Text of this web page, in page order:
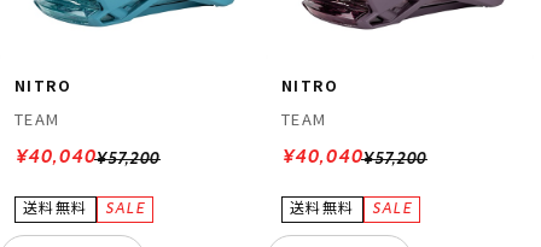
NITRO
TEAM
¥57,200
¥40,040
NITRO
TEAM
¥57,200
¥40,040